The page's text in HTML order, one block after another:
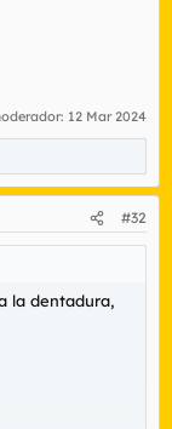
12 Mar 2024
#32
la dentadura,